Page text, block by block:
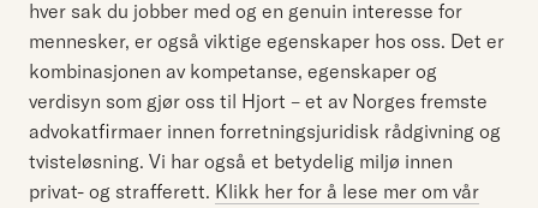
hver sak du jobber med og en genuin interesse for
mennesker, er også viktige egenskaper hos oss. Det er
kombinasjonen av kompetanse, egenskaper og
verdisyn som gjør oss til Hjort – et av Norges fremste
advokatfirmaer innen forretningsjuridisk rådgivning og
tvisteløsning. Vi har også et betydelig miljø innen
privat- og strafferett. Klikk her for å lese mer om vår